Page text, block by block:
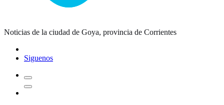
Noticias de la ciudad de Goya, provincia de Corrientes
Siguenos